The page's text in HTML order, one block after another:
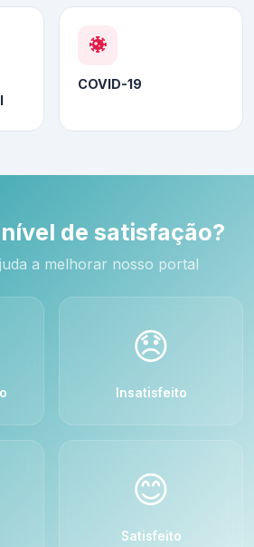
COVID-19
de satisfação?
a melhorar nosso portal
😞
Insatisfeito
😊
Satisfeito